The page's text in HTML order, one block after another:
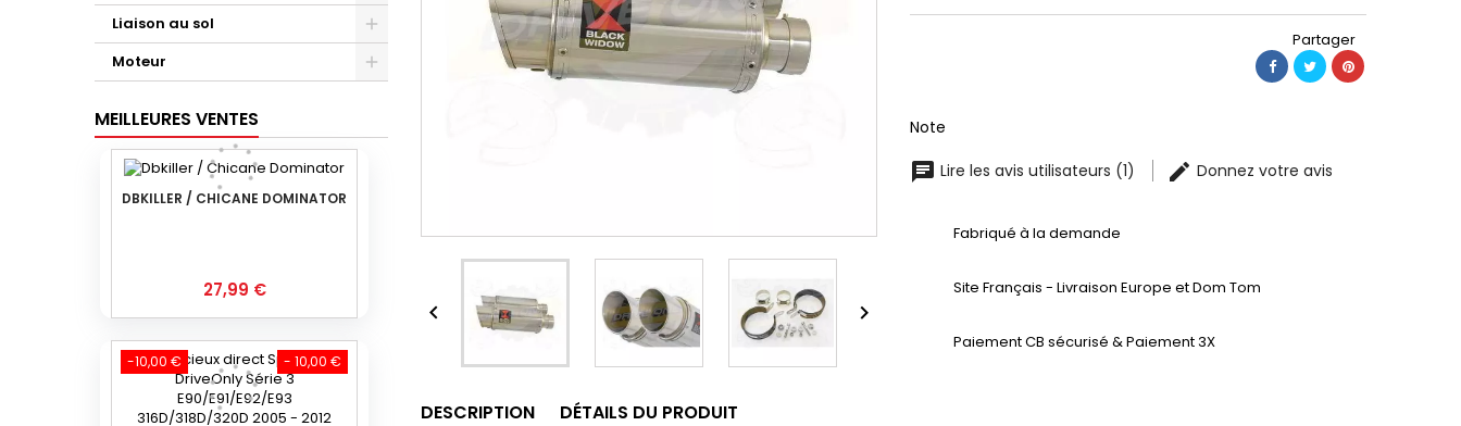
Liaison au sol
Moteur
MEILLEURES VENTES
DBKILLER / CHICANE DOMINATOR
Prix
27,99 €
- 10,00 €
-10,00 €
 
Partager
Note
Lire les avis utilisateurs (1)
Donnez votre avis
Fabriqué à la demande
Site Français - Livraison Europe et Dom Tom
Paiement CB sécurisé & Paiement 3X
DESCRIPTION DÉTAILS DU PRODUIT